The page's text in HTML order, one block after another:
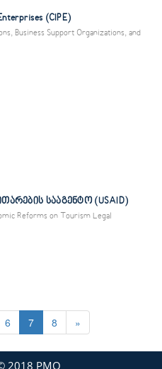
(CIPE)
Business Support Organizations, and
სააგენტო (USAID)
Reforms on Tourism Legal
6 7 8 »
2018 PMO